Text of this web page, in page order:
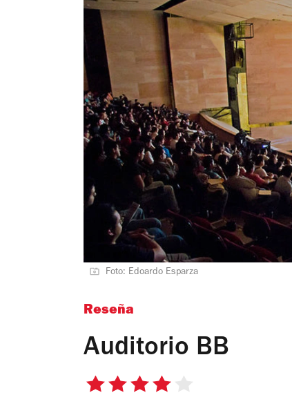
Foto: Edoardo Esparza
Reseña
Auditorio BB
4